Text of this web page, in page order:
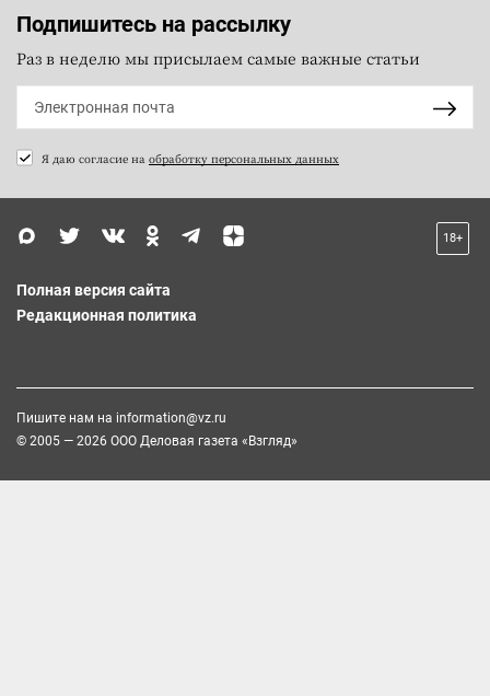
Подпишитесь на рассылку
Раз в неделю мы присылаем самые важные статьи
Я даю согласие на обработку персональных данных
18+
Полная версия сайта
Редакционная политика
Пишите нам на information@vz.ru
© 2005 — 2026 ООО Деловая газета «Взгляд»